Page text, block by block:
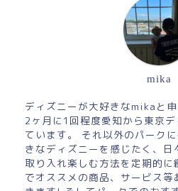
mika
ディズニーが大好きなmikaと
2ヶ月に1回程度愛知から東京
ています。 それ以外のパーク
きなディズニーを感じたく、日
取り入れ楽しむ方法を定期的に
でオススメの商品、サービス